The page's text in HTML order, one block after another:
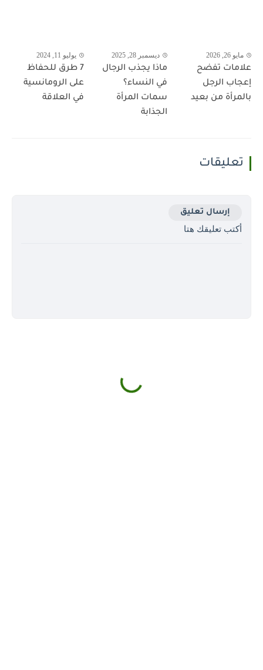
مايو 26, 2026
علامات تفضح
إعجاب الرجل
بالمرأة من بعيد
ديسمبر 28, 2025
ماذا يجذب الرجال
في النساء؟
سمات المرأة
الجذابة
يوليو 11, 2024
7 طرق للحفاظ
على الرومانسية
في العلاقة
تعليقات
إرسال تعليق
أكتب تعليقك هتا